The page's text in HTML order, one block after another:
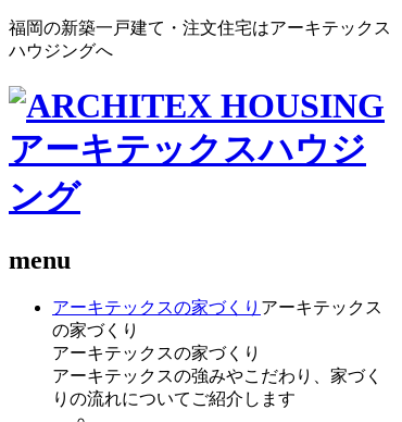
福岡の新築一戸建て・注文住宅はアーキテックス
ハウジングへ
menu
アーキテックスの家づくり アーキテックス
の家づくり
アーキテックスの家づくり
アーキテックスの強みやこだわり、家づく
りの流れについてご紹介します